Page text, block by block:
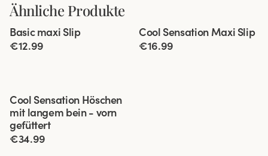
Ähnliche Produkte
Viewing image 1 of 5
4 für 3
Basic maxi Slip
€12.99
Viewing image 1 of 4
4 für 3
Cool Sensation Maxi Slip
€16.99
Viewing image 1 of 3
4 für 3 Vorn gefüttert
Cool Sensation Höschen
mit langem bein - vorn
gefüttert
€34.99